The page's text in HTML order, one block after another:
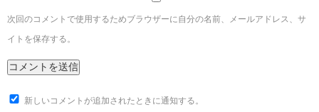
次回のコメントで使用するためブラウザーに自分の名前、メールアドレス、サ
イトを保存する。
新しいコメントが追加されたときに通知する。